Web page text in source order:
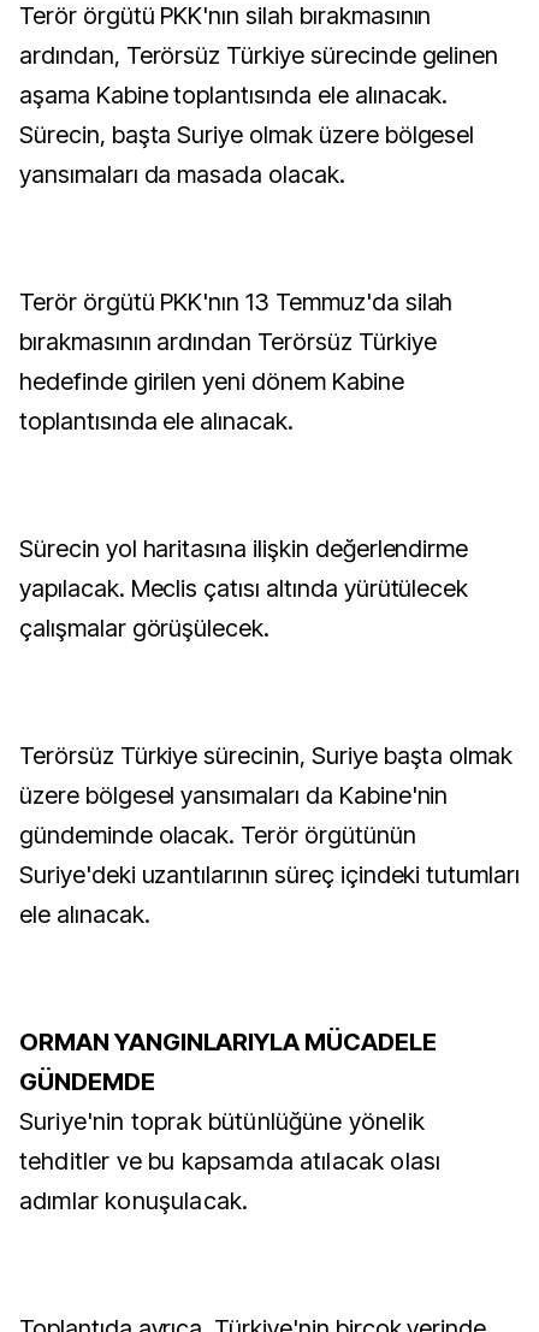
Terör örgütü PKK'nın silah bırakmasının
ardından, Terörsüz Türkiye sürecinde gelinen
aşama Kabine toplantısında ele alınacak.
Sürecin, başta Suriye olmak üzere bölgesel
yansımaları da masada olacak.
Terör örgütü PKK'nın 13 Temmuz'da silah
bırakmasının ardından Terörsüz Türkiye
hedefinde girilen yeni dönem Kabine
toplantısında ele alınacak.
Sürecin yol haritasına ilişkin değerlendirme
yapılacak. Meclis çatısı altında yürütülecek
çalışmalar görüşülecek.
Terörsüz Türkiye sürecinin, Suriye başta olmak
üzere bölgesel yansımaları da Kabine'nin
gündeminde olacak. Terör örgütünün
Suriye'deki uzantılarının süreç içindeki tutumları
ele alınacak.
ORMAN YANGINLARIYLA MÜCADELE
GÜNDEMDE
Suriye'nin toprak bütünlüğüne yönelik
tehditler ve bu kapsamda atılacak olası
adımlar konuşulacak.